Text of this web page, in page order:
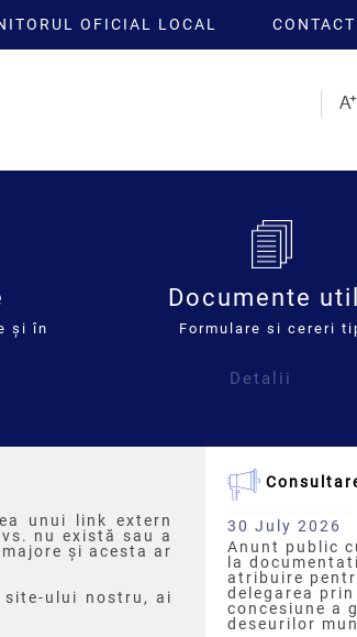
OFICIAL LOCAL CONTACT
și în
Documente
Formulare si cereri
Detalii
unui link extern
nu există sau a
și acesta ar
ului nostru, ai
30 July 2026
Anunt public
la
atribuire
delegarea prin
concesiune a
deseurilor